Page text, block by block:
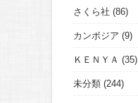
さくら社 (86)
カンボジア (9)
ＫＥＮＹＡ (35)
未分類 (244)